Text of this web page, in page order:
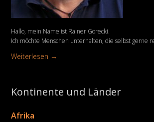
Hallo, mein Name ist Rainer Gorecki.
Ich möchte Menschen unterhalten, die selbst gerne
Weiterlesen →
Kontinente und Länder
Afrika